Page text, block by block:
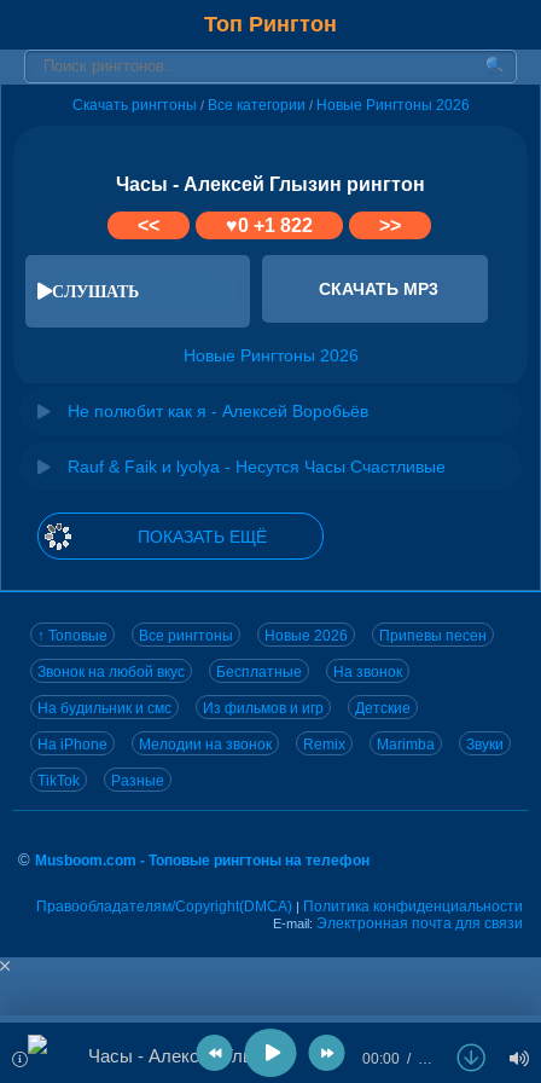
Топ Рингтон
Скачать рингтоны / Все категории / Новые Рингтоны 2026
Часы - Алексей Глызин рингтон
<<
♥0 +1 822 >>
СЛУШАТЬ СКАЧАТЬ MP3
Новые Рингтоны 2026
Не полюбит как я - Алексей Воробьёв
Rauf & Faik и lyolya - Несутся Часы Счастливые
ПОКАЗАТЬ ЕЩЁ
↑ Топовые Все рингтоны Новые 2026 Припевы песен
Звонок на любой вкус Бесплатные На звонок
На будильник и смс Из фильмов и игр Детские
На iPhone Мелодии на звонок Remix Marimba Звуки
TikTok Разные
© Musboom.com - Топовые рингтоны на телефон
Правообладателям/Copyright(DMCA) | Политика конфиденциальности
E-mail: Электронная почта для связи
Часы - Алексей Глызин 00:00 …